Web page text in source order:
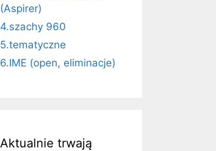
(Aspirer)
4.szachy 960
5.tematyczne
6.IME (open, eliminacje)
Aktualnie trwają